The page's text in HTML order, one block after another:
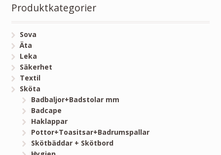
Produktkategorier
Sova
Äta
Leka
Säkerhet
Textil
Sköta
Badbaljor+Badstolar mm
Badcape
Haklappar
Pottor+Toasitsar+Badrumspallar
Skötbäddar + Skötbord